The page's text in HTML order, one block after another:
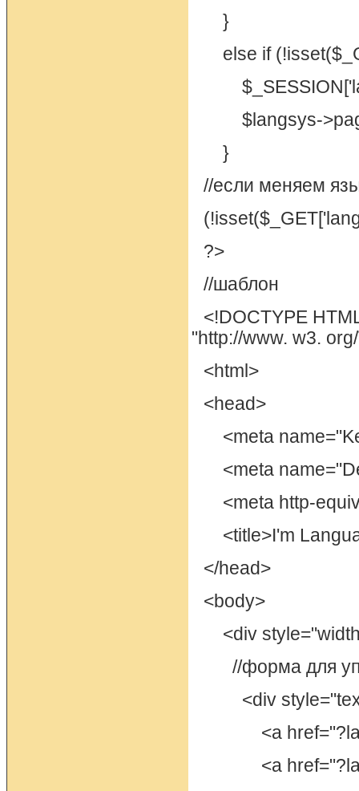
}
else if
$langsys-
}
//если меняем
?>
//шаблон
<!DOCTYPE
"http://www. w3.
<html>
<head>
<meta
<meta
<meta http-
<title>I'm
</head>
<body>
<div
//форма для
<div
<a
<a